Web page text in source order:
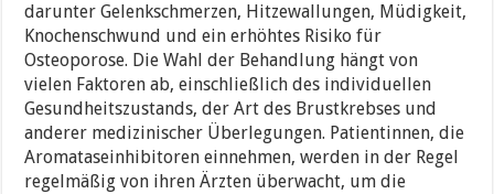
darunter Gelenkschmerzen, Hitzewallungen, Müdigkeit,
Knochenschwund und ein erhöhtes Risiko für
Osteoporose. Die Wahl der Behandlung hängt von
vielen Faktoren ab, einschließlich des individuellen
Gesundheitszustands, der Art des Brustkrebses und
anderer medizinischer Überlegungen. Patientinnen, die
Aromataseinhibitoren einnehmen, werden in der Regel
regelmäßig von ihren Ärzten überwacht, um die